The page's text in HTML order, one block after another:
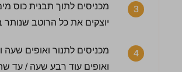
3
מכניסים לתוך תבנית כוס
יוצקים את כל הרוטב
4
ואופים עוד רבע שעה / עד
3 / 5 | 14 מדרגים